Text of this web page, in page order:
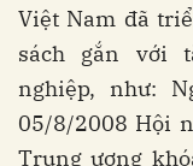
Việt Nam đã
sách gắn với
nghiệp, như:
05/8/2008 Hội
Trung ương